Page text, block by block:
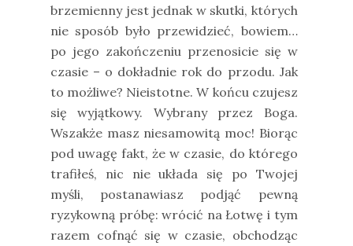
brzemienny jest jednak w skutki, których
nie sposób było przewidzieć, bowiem…
po jego zakończeniu przenosicie się w
czasie – o dokładnie rok do przodu. Jak
to możliwe? Nieistotne. W końcu czujesz
się wyjątkowy. Wybrany przez Boga.
Wszakże masz niesamowitą moc! Biorąc
pod uwagę fakt, że w czasie, do którego
trafiłeś, nic nie układa się po Twojej
myśli, postanawiasz podjąć pewną
ryzykowną próbę: wrócić na Łotwę i tym
razem cofnąć się w czasie, obchodząc